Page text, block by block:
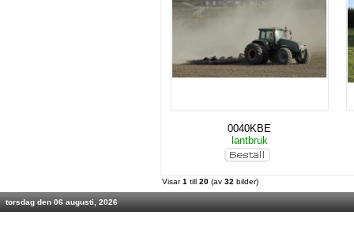
0040KBE
lantbruk
Visar1 till 20 (av 32 bilder)
torsdag den 06 augusti, 2026